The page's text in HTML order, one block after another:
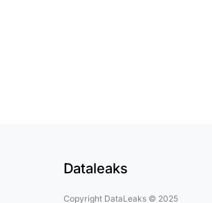
Dataleaks
Copyright DataLeaks © 2025